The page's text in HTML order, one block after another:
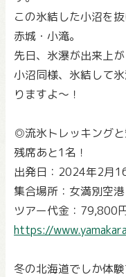
この氷結した小沼を
赤城・小滝。
先日、氷瀑が出来上
小沼同様、氷結して
りますよ～！
◎流氷トレッキング
残席あと1名！
出発日：2024年2月
集合場所：女満別空
ツアー代金：79,800
https://
冬の北海道でしか体